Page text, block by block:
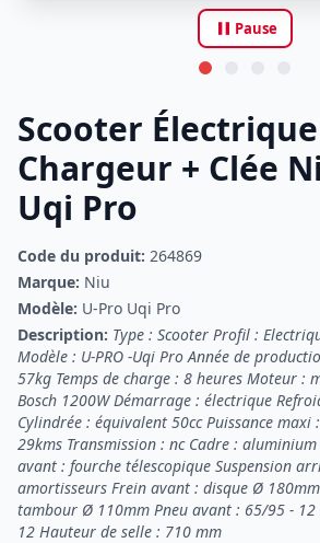
pause Pause
Scooter
Chargeur + Clée
Uqi Pro
Code du produit: 264869
Marque: Niu
Modèle: U-Pro Uqi Pro
Description: Type : Scooter Profil :
Modèle : U-PRO -Uqi Pro Année de
57kg Temps de charge : 8 heures Moteur :
Bosch 1200W Démarrage : électrique
Cylindrée : équivalent 50cc Puissance maxi
29kms Transmission : nc Cadre :
avant : fourche télescopique Suspension
amortisseurs Frein avant : disque Ø
tambour Ø 110mm Pneu avant : 65/95 -
12 Hauteur de selle : 710 mm